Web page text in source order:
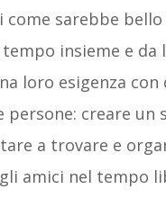
come sarebbe
insieme e da
loro esigenza con
persone: creare un
a trovare e
amici nel tempo